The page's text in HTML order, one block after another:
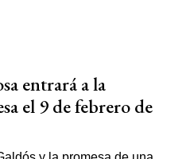
entrará a la
el 9 de febrero de